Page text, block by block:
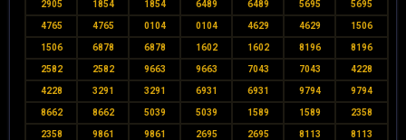
2905 1854 1854 6489 6489 5695 5695
4765 4765 0104 0104 4629 4629 1506
1506 6878 6878 1602 1602 8196 8196
2582 2582 9663 9663 7043 7043 4228
4228 3291 3291 6931 6931 9794 9794
8662 8662 5039 5039 1589 1589 2358
2358 9861 9861 2695 2695 8113 8113